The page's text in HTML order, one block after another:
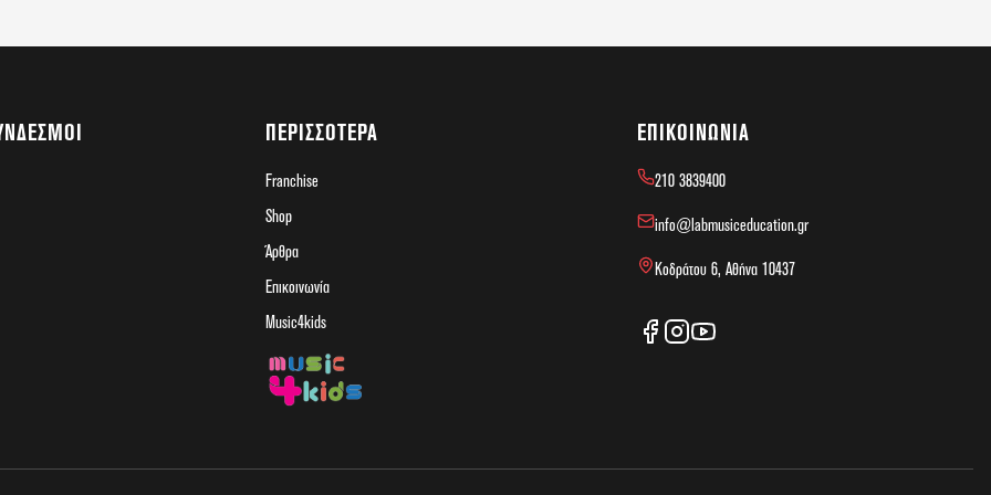
ΠΕΡΙΣΣΌΤΕΡΑ
Franchise
Shop
Άρθρα
Επικοινωνία
Music4kids
ΕΠΙΚΟΙΝΩΝΊΑ
210 3839400
info@labmusiceducation.gr
Κοδράτου 6, Αθήνα 10437